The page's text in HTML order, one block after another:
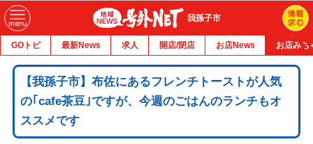
我孫子市
GOトピ 最新News 求人 開店/閉店 お店News お店みち
【我孫子市】布佐にあるフレンチトーストが人気
の｢cafe茶豆｣ですが、今週のごはんのランチもオ
ススメです